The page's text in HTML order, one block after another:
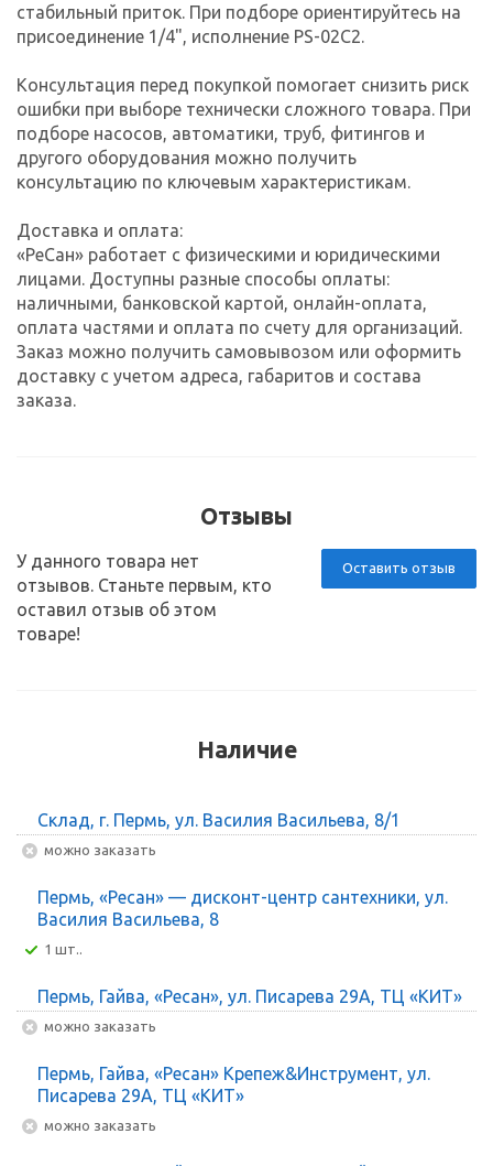
стабильный приток. При подборе ориентируйтесь на
присоединение 1/4", исполнение PS-02C2.
Консультация перед покупкой помогает снизить риск
ошибки при выборе технически сложного товара. При
подборе насосов, автоматики, труб, фитингов и
другого оборудования можно получить
консультацию по ключевым характеристикам.
Доставка и оплата:
«РеСан» работает с физическими и юридическими
лицами. Доступны разные способы оплаты:
наличными, банковской картой, онлайн-оплата,
оплата частями и оплата по счету для организаций.
Заказ можно получить самовывозом или оформить
доставку с учетом адреса, габаритов и состава
заказа.
Отзывы
Оставить отзыв
У данного товара нет
отзывов. Станьте первым, кто
оставил отзыв об этом
товаре!
Наличие
Склад, г. Пермь, ул. Василия Васильева, 8/1
Можно заказать
Пермь, «Ресан» — дисконт-центр сантехники, ул.
Василия Васильева, 8
1 шт..
Пермь, Гайва, «Ресан», ул. Писарева 29А, ТЦ «КИТ»
Можно заказать
Пермь, Гайва, «Ресан» Крепеж&Инструмент, ул.
Писарева 29А, ТЦ «КИТ»
Можно заказать